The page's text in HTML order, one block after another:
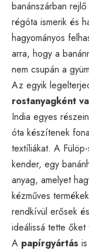
banánszárban
régóta ismerik és
hagyományos
arra, hogy a
nem csupán a
Az egyik
rostanyagként
India egyes
óta készítenek
textíliákat. A
kender, egy
anyag, amelyet
kézműves
rendkívül erősek
ideálissá tette őket
A papírgyártás